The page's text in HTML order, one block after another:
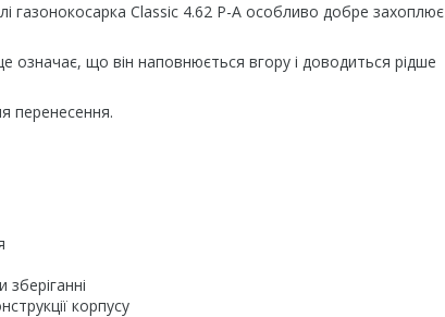
газонокосарка Classic 4.62 P-A особливо добре захоплює
означає, що він наповнюється вгору і доводиться рідше
перенесення.
корпусу